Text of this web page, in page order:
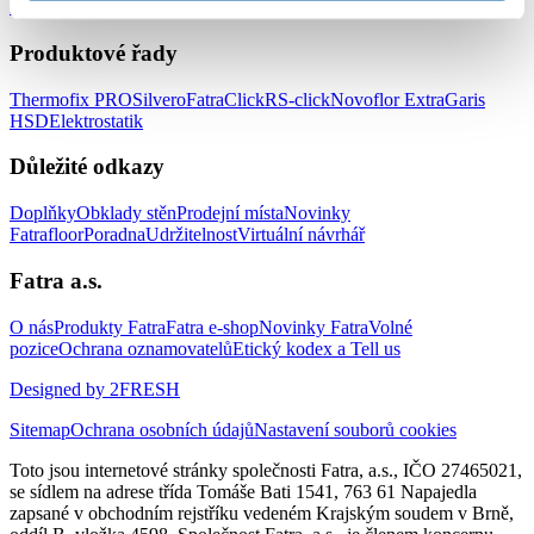
zařízeníPodlahy do prodejen
Produktové řady
Thermofix PROSilveroFatraClickRS-clickNovoflor ExtraGaris
HSDElektrostatik
Důležité odkazy
DoplňkyObklady stěnProdejní místaNovinky
FatrafloorPoradnaUdržitelnostVirtuální návrhář
Fatra a.s.
O násProdukty FatraFatra e-shopNovinky FatraVolné
poziceOchrana oznamovatelůEtický kodex a Tell us
Designed by 2FRESH
SitemapOchrana osobních údajůNastavení souborů cookies
Toto jsou internetové stránky společnosti Fatra, a.s., IČO 27465021,
se sídlem na adrese třída Tomáše Bati 1541, 763 61 Napajedla
zapsané v obchodním rejstříku vedeném Krajským soudem v Brně,